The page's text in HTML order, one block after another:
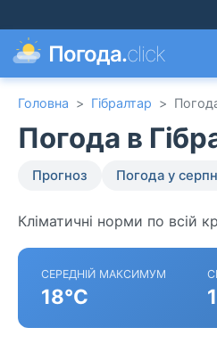
Погода.click
Головна > Гібралтар >
Погода в
Прогноз Погода у
Кліматичні норми по всій
СЕРЕДНІЙ МАКСИМУМ
18°C